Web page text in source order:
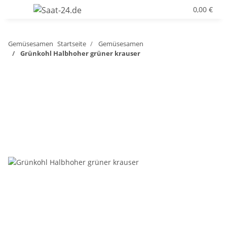
0,00 €
Gemüsesamen Startseite
Gemüsesamen
Grünkohl Halbhoher grüner krauser